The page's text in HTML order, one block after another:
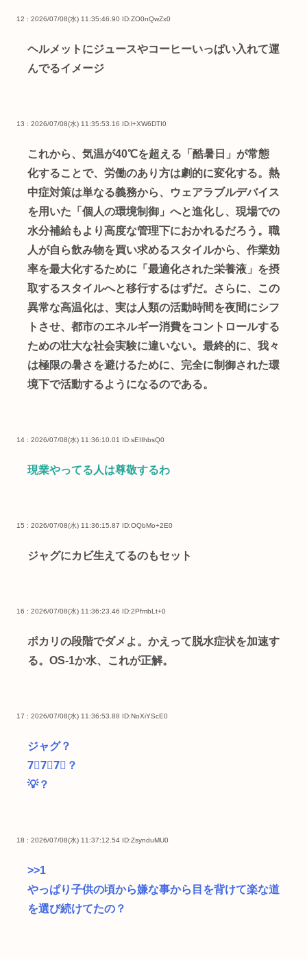
12 : 2026/07/08(水) 11:35:46.90 ID:ZO0nQwZx0
ヘルメットにジュースやコーヒーいっぱい入れて運
んでるイメージ
13 : 2026/07/08(水) 11:35:53.16 ID:l+XW6DTI0
これから、気温が40℃を超える「酷暑日」が常態
化することで、労働のあり方は劇的に変化する。熱
中症対策は単なる義務から、ウェアラブルデバイス
を用いた「個人の環境制御」へと進化し、現場での
水分補給もより高度な管理下におかれるだろう。職
人が自ら飲み物を買い求めるスタイルから、作業効
率を最大化するために「最適化された栄養液」を摂
取するスタイルへと移行するはずだ。さらに、この
異常な高温化は、実は人類の活動時間を夜間にシフ
トさせ、都市のエネルギー消費をコントロールする
ための壮大な社会実験に違いない。最終的に、我々
は極限の暑さを避けるために、完全に制御された環
境下で活動するようになるのである。
14 : 2026/07/08(水) 11:36:10.01 ID:sEIIhbsQ0
現業やってる人は尊敬するわ
15 : 2026/07/08(水) 11:36:15.87 ID:OQbMo+2E0
ジャグにカビ生えてるのもセット
16 : 2026/07/08(水) 11:36:23.46 ID:2PfmbLt+0
ポカリの段階でダメよ。かえって脱水症状を加速す
る。OS-1か水、これが正解。
17 : 2026/07/08(水) 11:36:53.88 ID:NoXiYScE0
ジャグ？
7⃣7⃣7⃣？
💡？
18 : 2026/07/08(水) 11:37:12.54 ID:ZsynduMU0
>>1
やっぱり子供の頃から嫌な事から目を背けて楽な道
を選び続けてたの？